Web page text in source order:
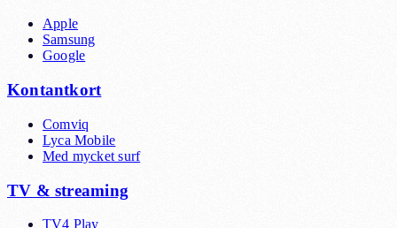
Apple
Samsung
Google
Kontantkort
Comviq
Lyca Mobile
Med mycket surf
TV & streaming
TV4 Play